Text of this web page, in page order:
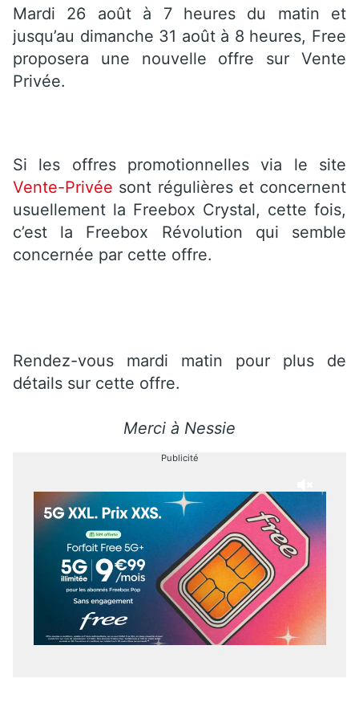
Mardi 26 août à 7 heures du matin et
jusqu’au dimanche 31 août à 8 heures, Free
proposera une nouvelle offre sur Vente
Privée.
Si les offres promotionnelles via le site
Vente-Privée sont régulières et concernent
usuellement la Freebox Crystal, cette fois,
c’est la Freebox Révolution qui semble
concernée par cette offre.
Rendez-vous mardi matin pour plus de
détails sur cette offre.
Merci à Nessie
Publicité